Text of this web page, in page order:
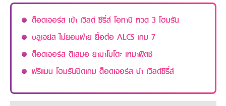
ด็อดเจอร์ส เข้า เวิลด์ ซีรี่ส์ โอทานิ หวด 3 โฮมรัน
บลูเจย์ส ไม่ยอมพ่าย ยื้อต่อ ALCS เกม 7
ด็อดเจอร์ส ตีเสมอ ยามาโมโตะ เหมาพิตช์
ฟรีแมน โฮมรันปิดเกม ด็อดเจอร์ส นำ เวิลด์ซีรี่ส์